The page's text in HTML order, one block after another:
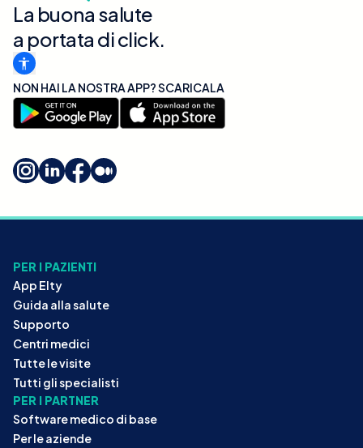
La buona salute
a portata di click.
NON HAI LA NOSTRA APP? SCARICALA
PER I PAZIENTI
App Elty
Guida alla salute
Supporto
Centri medici
Tutte le visite
Tutti gli specialisti
PER I PARTNER
Software medico di base
Per le aziende